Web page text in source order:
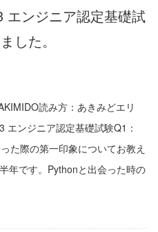
エンジニア認定基礎試
した。
読み方：あきみどエリ
エンジニア認定基礎試験Q1：
た際の第一印象についてお教え
年です。Pythonと出会った時の